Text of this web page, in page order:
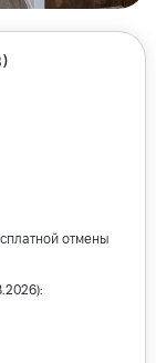
отмены
):